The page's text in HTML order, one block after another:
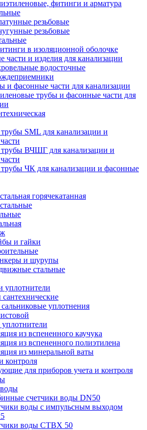
фитинги и арматура
резьбовые
резьбовые
в изоляционной оболочке
части и изделия для канализации
водосточные
фасонные части для канализации
трубы и фасонные части для
SML для канализации и
ВЧШГ для канализации и
ЧК для канализации и фасонные
горячекатанная
и гайки
и шурупы
стальные
уплотнители
уплотнения
уплотнители
из вспененного каучука
из вспененного полиэтилена
из минеральной ваты
контроля
для приборов учета и контроля
счетчики воды DN50
воды с импульсным выходом
воды СТВХ 50